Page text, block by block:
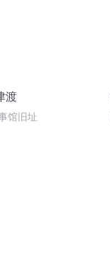
渡
馆旧址